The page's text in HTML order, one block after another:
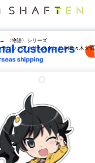
→
〈物語〉シリーズ
ビッグアクリルスタンド 阿良々木火憐